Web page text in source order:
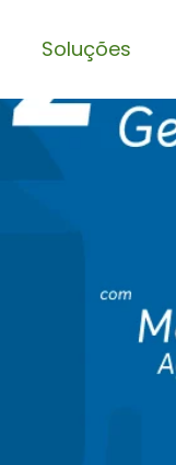
Soluções